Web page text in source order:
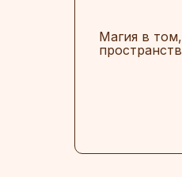
Магия в